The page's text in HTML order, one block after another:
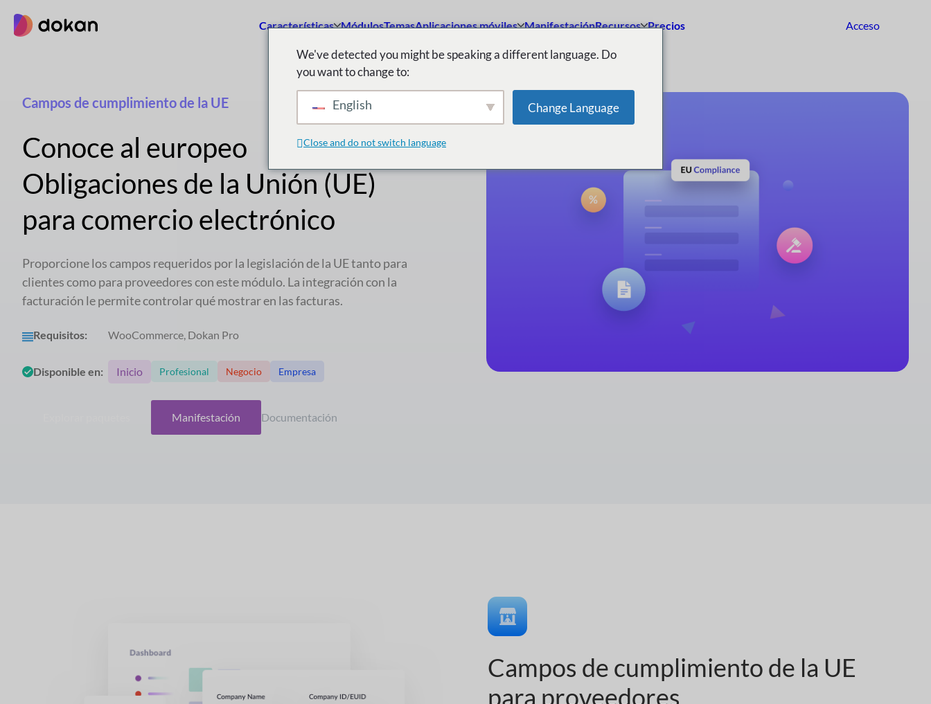
Características MódulosTemasAplicaciones móviles ManifestaciónRecursos Precios Acceso
Campos de cumplimiento de la UE
Conoce al europeo
Obligaciones de la Unión (UE)
para comercio electrónico
Proporcione los campos requeridos por la legislación de la UE tanto para
clientes como para proveedores con este módulo. La integración con la
facturación le permite controlar qué mostrar en las facturas.
Requisitos: WooCommerce, Dokan Pro
Disponible en: Inicio Profesional Negocio Empresa
Manifestación Documentación
Campos de cumplimiento de la UE
para proveedores
We've detected you might be speaking a different language. Do
you want to change to:
English Change Language
Close and do not switch language